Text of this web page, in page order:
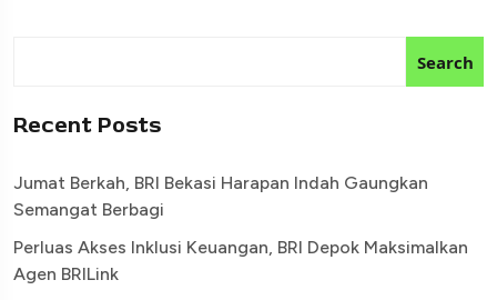
Search
Recent Posts
Jumat Berkah, BRI Bekasi Harapan Indah Gaungkan
Semangat Berbagi
Perluas Akses Inklusi Keuangan, BRI Depok Maksimalkan
Agen BRILink